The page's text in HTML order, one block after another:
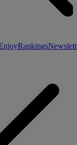
Rankings